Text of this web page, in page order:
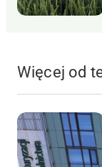
Więcej od